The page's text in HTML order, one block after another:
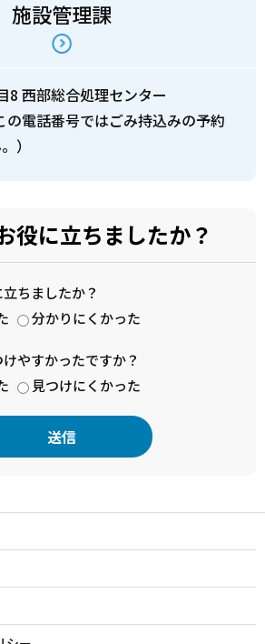
施設管理課
8 西部総合処理センター
電話番号ではごみ持込みの予約
）
役に立ちましたか？
ちましたか？
分かりにくかった
やすかったですか？
見つけにくかった